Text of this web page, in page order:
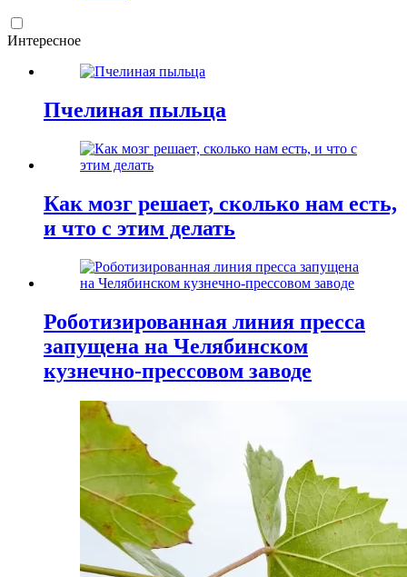
Интересное
Пчелиная пыльца
Как мозг решает, сколько нам есть,
и что с этим делать
Роботизированная линия пресса
запущена на Челябинском
кузнечно-прессовом заводе